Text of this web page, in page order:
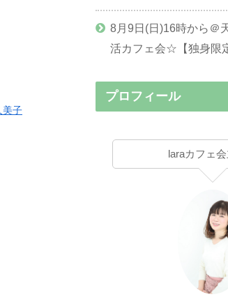
美子
8月9日(日)16時から＠
活カフェ会☆【独身限
プロフィール
laraカフェ